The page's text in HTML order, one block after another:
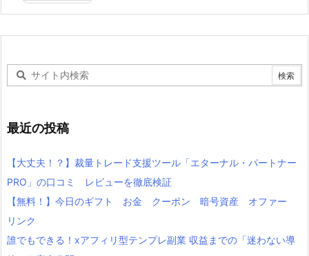
最近の投稿
【大丈夫！？】裁量トレード支援ツール「エターナル・パートナー
PRO」の口コミ レビューを徹底検証
【無料！】今日のギフト お金 クーポン 暗号資産 オファー
リンク
誰でもできる！xアフィリ型テンプレ副業 収益までの「迷わない導